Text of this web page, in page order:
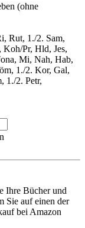
(ohne
Rut, 1./2. Sam,
Koh/Pr, Hld, Jes,
Mi, Nah, Hab,
1./2. Kor, Gal,
1./2. Petr,
Ihre Bücher und
Sie auf einen der
bei Amazon